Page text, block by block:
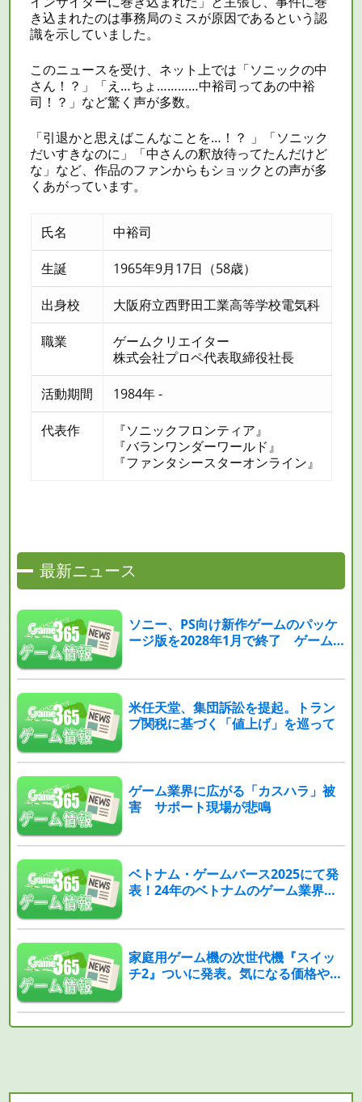
き込まれたのは事務局のミスが原因であるという認
識を示していました。
このニュースを受け、ネット上では「ソニックの中
さん！？」「え…ちょ…………中裕司ってあの中裕
司！？」など驚く声が多数。
「引退かと思えばこんなことを…！？ 」「ソニック
だいすきなのに」「中さんの釈放待ってたんだけど
な」など、作品のファンからもショックとの声が多
くあがっています。
氏名 中裕司
生誕 1965年9月17日（58歳）
出身校 大阪府立西野田工業高等学校電気科
職業
ゲームクリエイター
株式会社プロペ代表取締役社長
活動期間 1984年 -
代表作
『ソニックフロンティア』
『バランワンダーワールド』
『ファンタシースターオンライン』
最新ニュース
ソニー、PS向け新作ゲームのパッケ
ージ版を2028年1月で終了 ゲーム
米任天堂、集団訴訟を提起。トラン
プ関税に基づく「値上げ」を巡って
ゲーム業界に広がる「カスハラ」被
害 サポート現場が悲鳴
ベトナム・ゲームバース2025にて発
表！24年のベトナムのゲーム業界売
家庭用ゲーム機の次世代機『スイッ
チ2』ついに発表。気になる価格や性